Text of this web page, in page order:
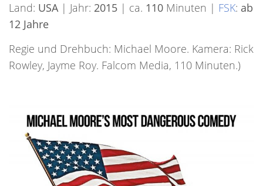
Land: USA| Jahr: 2015 | ca. 110 Minuten | FSK: ab
12 Jahre
Regie und Drehbuch: Michael Moore. Kamera: Rick
Rowley, Jayme Roy. Falcom Media, 110 Minuten.)